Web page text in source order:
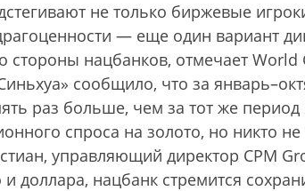
не только биржевые
— еще один вариант
стороны нацбанков, отмечает
сообщило, что за
раз больше, чем за тот же
спроса на золото, но никто
управляющий директор CPM
доллара, нацбанк стремится